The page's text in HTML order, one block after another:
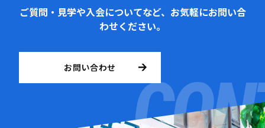
ご質問・見学や入会についてなど、お気軽にお問い合
わせください。
お問い合わせ